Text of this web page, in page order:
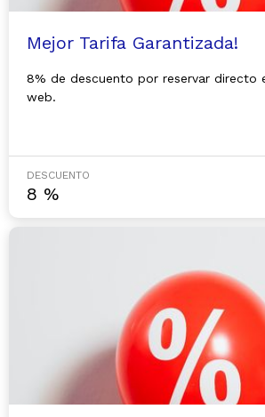
Mejor Tarifa Garantizada!
8% de descuento por reservar directo
web.
DESCUENTO
8 %